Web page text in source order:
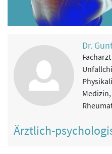
Dr.
Ärztlich-